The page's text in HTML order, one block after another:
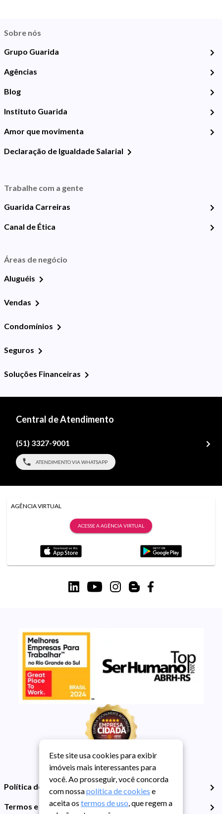
Sobre nós
Grupo Guarida
Agências
Blog
Instituto Guarida
Amor que movimenta
Declaração de Igualdade Salarial
Trabalhe com a gente
Guarida Carreiras
Canal de Ética
Áreas de negócio
Aluguéis
Vendas
Condomínios
Seguros
Soluções Financeiras
Central de Atendimento
(51) 3327-9001
ATENDIMENTO VIA WHATSAPP
AGÊNCIA VIRTUAL
ACESSE A AGÊNCIA VIRTUAL
Política de Privacidade
Termos e Condições de Uso
Este site usa cookies para exibir
imóveis mais interessantes para
você. Ao prosseguir, você concorda
com nossapolítica de cookies e
aceita os termos de uso, que regem a